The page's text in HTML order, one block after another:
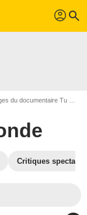
profil search
du documentaire Tu nourriras le monde
Critiques